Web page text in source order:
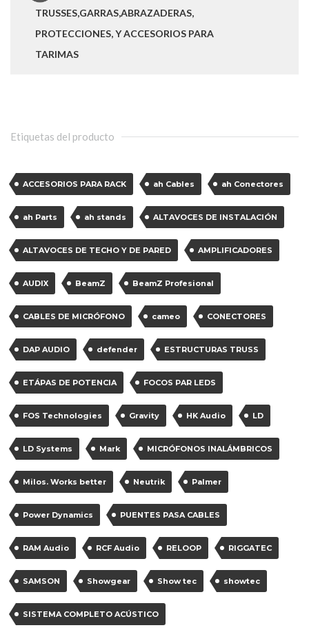
TRUSSES,GARRAS,ABRAZADERAS,
PROTECCIONES, Y ACCESORIOS PARA
TARIMAS
Etiquetas del producto
ACCESORIOS PARA RACK ah Cables ah Conectores
ah Parts ah stands ALTAVOCES DE INSTALACIÓN
ALTAVOCES DE TECHO Y DE PARED AMPLIFICADORES
AUDIX BeamZ BeamZ Profesional
CABLES DE MICRÓFONO cameo CONECTORES
DAP AUDIO defender ESTRUCTURAS TRUSS
ETÁPAS DE POTENCIA FOCOS PAR LEDS
FOS Technologies Gravity HK Audio LD
LD Systems Mark MICRÓFONOS INALÁMBRICOS
Milos. Works better Neutrik Palmer
Power Dynamics PUENTES PASA CABLES
RAM Audio RCF Audio RELOOP RIGGATEC
SAMSON Showgear Show tec showtec
SISTEMA COMPLETO ACÚSTICO